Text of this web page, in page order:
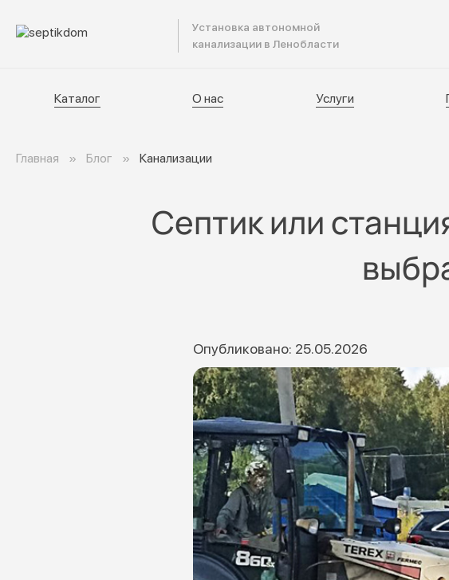
Установка автономной
канализации в Ленобласти
Каталог
Каталог О нас Услуги
Главная Блог Канализации
Септик или
Опубликовано: 25.05.2026